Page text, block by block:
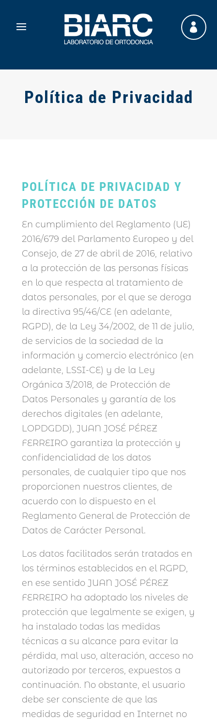

Política de Privacidad
POLÍTICA DE PRIVACIDAD Y
PROTECCIÓN DE DATOS
En cumplimiento del Reglamento (UE)
2016/679 del Parlamento Europeo y del
Consejo, de 27 de abril de 2016, relativo
a la protección de las personas físicas
en lo que respecta al tratamiento de
datos personales, por el que se deroga
la directiva 95/46/CE (en adelante,
RGPD), de la Ley 34/2002, de 11 de julio,
de servicios de la sociedad de la
información y comercio electrónico (en
adelante, LSSI-CE) y de la Ley
Orgánica 3/2018, de Protección de
Datos Personales y garantía de los
derechos digitales (en adelante,
LOPDGDD), JUAN JOSÉ PÉREZ
FERREIRO garantiza la protección y
confidencialidad de los datos
personales, de cualquier tipo que nos
proporcionen nuestros clientes, de
acuerdo con lo dispuesto en el
Reglamento General de Protección de
Datos de Carácter Personal.
Los datos facilitados serán tratados en
los términos establecidos en el RGPD,
en ese sentido JUAN JOSÉ PÉREZ
FERREIRO ha adoptado los niveles de
protección que legalmente se exigen, y
ha instalado todas las medidas
técnicas a su alcance para evitar la
pérdida, mal uso, alteración, acceso no
autorizado por terceros, expuestos a
continuación. No obstante, el usuario
debe ser consciente de que las
medidas de seguridad en Internet no